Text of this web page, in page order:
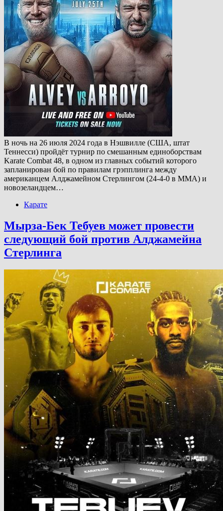
В ночь на 26 июля 2024 года в Нэшвилле (США, штат
Теннесси) пройдёт турнир по смешанным единоборствам
Karate Combat 48, в одном из главных событий которого
запланирован бой по правилам грэпплинга между
американцем Алджамейном Стерлингом (24-4-0 в ММА) и
новозеландцем…
Карате
Мырза-Бек Тебуев может провести
следующий бой против Алджамейна
Стерлинга